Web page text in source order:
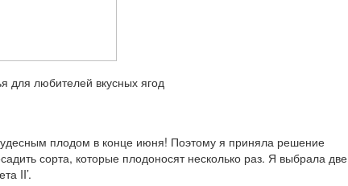
плодом в конце июня! Поэтому я приняла решение
сорта, которые плодоносят несколько раз. Я выбрала две
II’.